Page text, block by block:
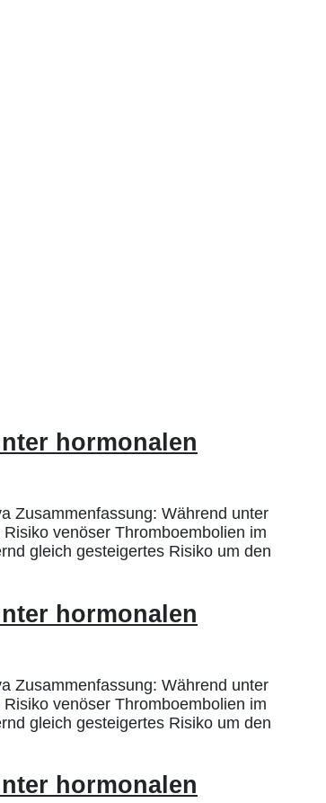
hormonalen
Zusammenfassung: Während unter
venöser Thromboembolien im
gleich gesteigertes Risiko um den
hormonalen
Zusammenfassung: Während unter
venöser Thromboembolien im
gleich gesteigertes Risiko um den
hormonalen